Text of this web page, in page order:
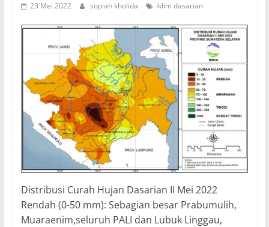
23 Mei 2022 sopiah kholida iklim dasarian
Distribusi Curah Hujan Dasarian II Mei 2022
Rendah (0-50 mm): Sebagian besar Prabumulih,
Muaraenim,seluruh PALI dan Lubuk Linggau,